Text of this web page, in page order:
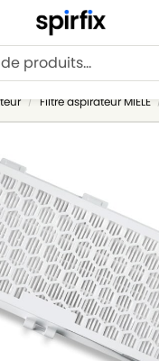
Point Relais offerte dès 30€
/ Filtre aspirateur MIELE